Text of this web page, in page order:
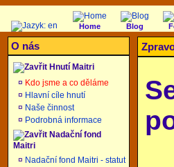
Home Blog
O nás
Hnutí Maitri
¤ Kdo jsme a co děláme
¤ Hlavní cíle hnutí
¤ Naše činnost
¤ Podrobná informace
Nadační fond
Maitri
¤ Nadační fond Maitri - statut